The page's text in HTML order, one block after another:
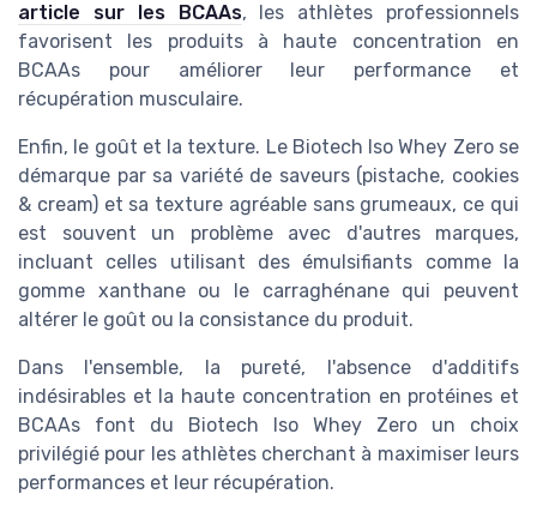
article sur les BCAAs, les athlètes professionnels
favorisent les produits à haute concentration en
BCAAs pour améliorer leur performance et
récupération musculaire.
Enfin, le goût et la texture. Le Biotech Iso Whey Zero se
démarque par sa variété de saveurs (pistache, cookies
& cream) et sa texture agréable sans grumeaux, ce qui
est souvent un problème avec d'autres marques,
incluant celles utilisant des émulsifiants comme la
gomme xanthane ou le carraghénane qui peuvent
altérer le goût ou la consistance du produit.
Dans l'ensemble, la pureté, l'absence d'additifs
indésirables et la haute concentration en protéines et
BCAAs font du Biotech Iso Whey Zero un choix
privilégié pour les athlètes cherchant à maximiser leurs
performances et leur récupération.